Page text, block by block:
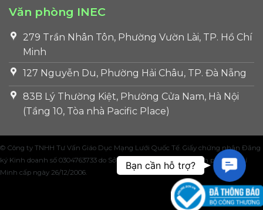
Văn phòng INEC
279 Trần Nhân Tôn, Phường Vườn Lài, TP. Hồ Chí
Minh
127 Nguyễn Du, Phường Hải Châu, TP. Đà Nẵng
83B Lý Thường Kiệt, Phường Cửa Nam, Hà Nội
(Tầng 10, Tòa nhà Pacific Place)
© Công ty TNHH Tư Vấn Giáo Dục Mạng Lưới Quốc Tế. Giấy chứng nhận Đăng
ký Kinh doanh số 0304763733 do Sở Kế hoạch và Đầu tư Thành phố Hồ Chí
Minh cấp ngày 26/12/2006.
Us
Bạn cần hỗ trợ?